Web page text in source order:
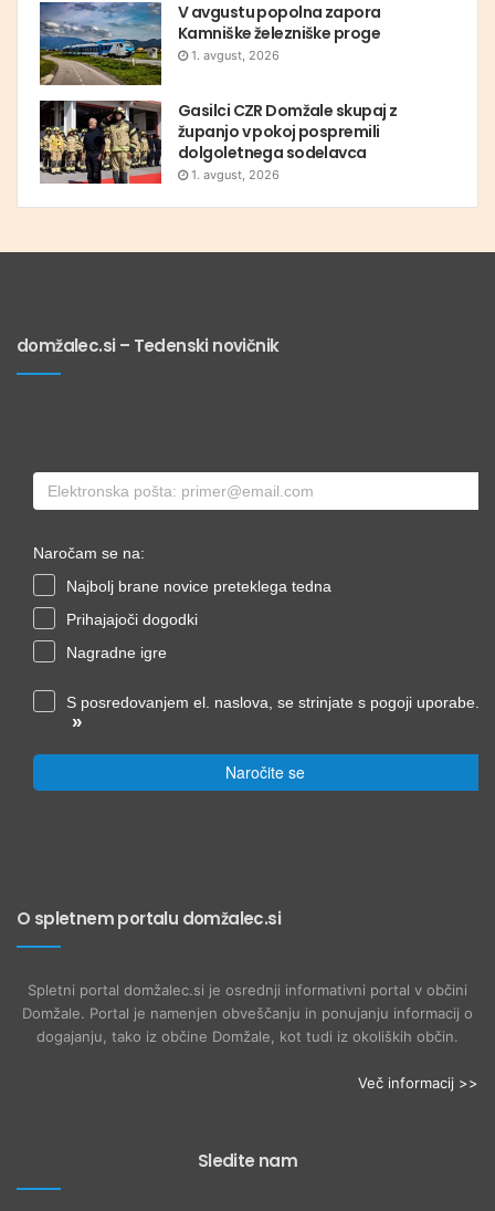
V avgustu popolna zapora
Kamniške železniške proge
1. avgust, 2026
Gasilci CZR Domžale skupaj z
županjo v pokoj pospremili
dolgoletnega sodelavca
1. avgust, 2026
domžalec.si – Tedenski novičnik
Naročam se na:
Najbolj brane novice preteklega tedna
Prihajajoči dogodki
Nagradne igre
S posredovanjem el. naslova, se strinjate s pogoji uporabe.
»
Naročite se
O spletnem portalu domžalec.si
Spletni portal domžalec.si je osrednji informativni portal v občini
Domžale. Portal je namenjen obveščanju in ponujanju informacij o
dogajanju, tako iz občine Domžale, kot tudi iz okoliških občin.
Več informacij >>
Sledite nam